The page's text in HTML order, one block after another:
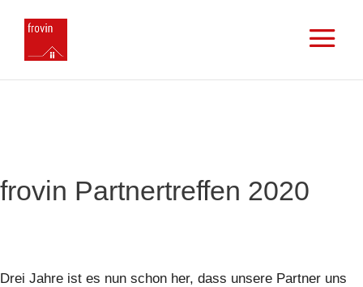
frovin Partnertreffen 2020
Drei Jahre ist es nun schon her, dass unsere Partner uns